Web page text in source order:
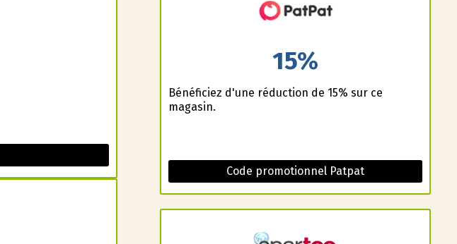
15%
Bénéficiez d'une réduction de 15% sur ce
magasin.
Code promotionnel Patpat